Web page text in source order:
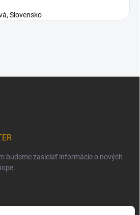
Slovensko
budeme zasielať informácie o nových